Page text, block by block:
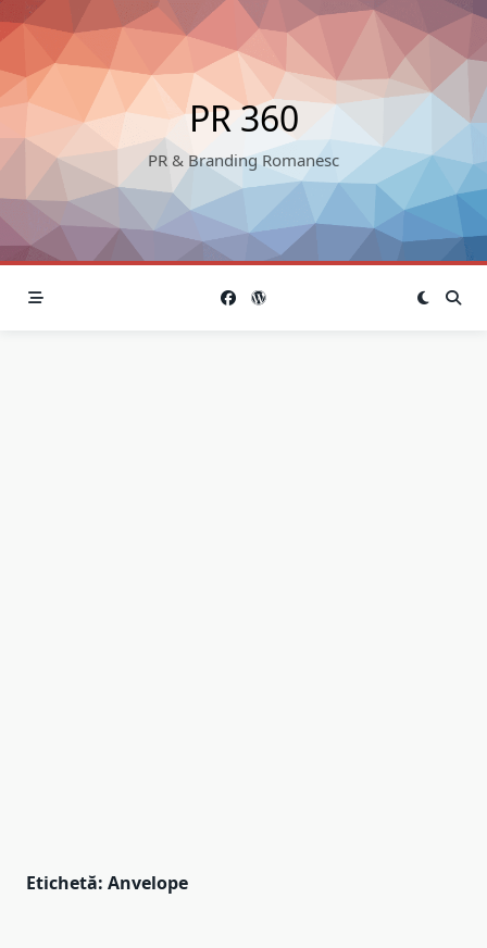
Skip
to
content
PR 360
PR & Branding Romanesc
Etichetă: Anvelope